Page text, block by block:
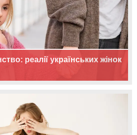
реалії українських жінок